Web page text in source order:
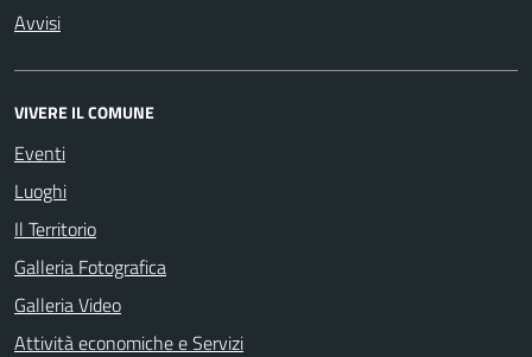
Avvisi
VIVERE IL COMUNE
Eventi
Luoghi
Il Territorio
Galleria Fotografica
Galleria Video
Attività economiche e Servizi